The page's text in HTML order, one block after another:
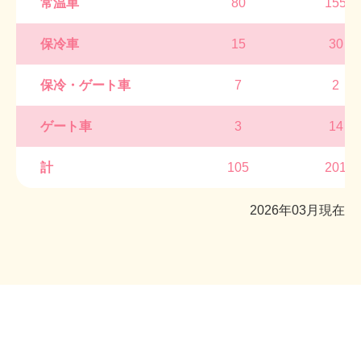
常温車 80 155
保冷車 15 30
保冷・ゲート車 7 2
ゲート車 3 14
計 105 201
2026年03月現在